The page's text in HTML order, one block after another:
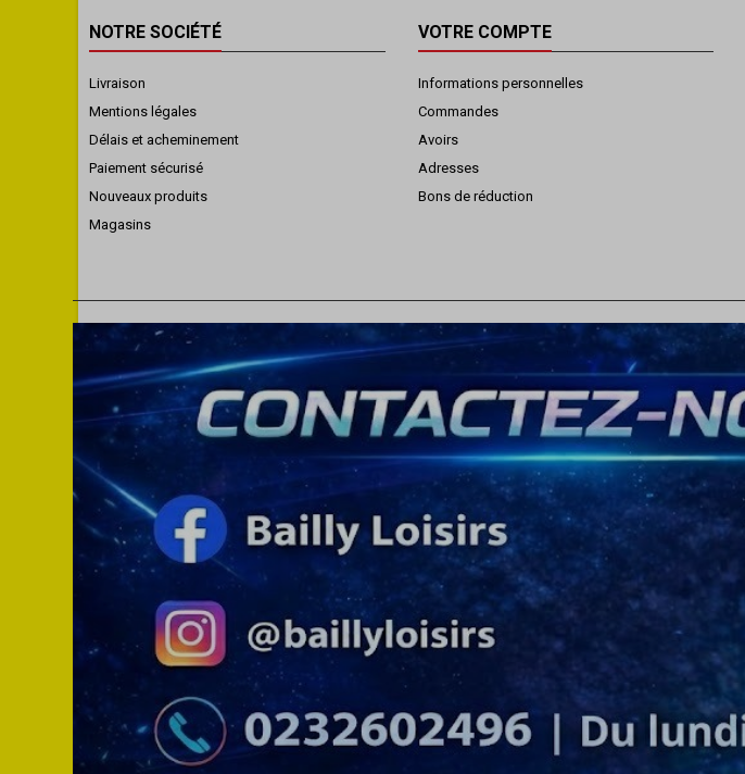
NOTRE SOCIÉTÉ
Livraison
Mentions légales
Délais et acheminement
Paiement sécurisé
Nouveaux produits
Magasins
VOTRE COMPTE
Informations personnelles
Commandes
Avoirs
Adresses
Bons de réduction